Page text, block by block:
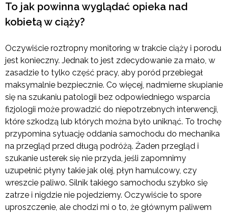
To jak powinna wyglądać opieka nad
kobietą w ciąży?
Oczywiście roztropny monitoring w trakcie ciąży i porodu
jest konieczny. Jednak to jest zdecydowanie za mało, w
zasadzie to tylko część pracy, aby poród przebiegał
maksymalnie bezpiecznie. Co więcej, nadmierne skupianie
się na szukaniu patologii bez odpowiedniego wsparcia
fizjologii może prowadzić do niepotrzebnych interwencji,
które szkodzą lub których można było uniknąć. To trochę
przypomina sytuację oddania samochodu do mechanika
na przegląd przed długą podróżą. Żaden przegląd i
szukanie usterek się nie przyda, jeśli zapomnimy
uzupełnić płyny takie jak olej, płyn hamulcowy, czy
wreszcie paliwo. Silnik takiego samochodu szybko się
zatrze i nigdzie nie pojedziemy. Oczywiście to spore
uproszczenie, ale chodzi mi o to, że głównym paliwem